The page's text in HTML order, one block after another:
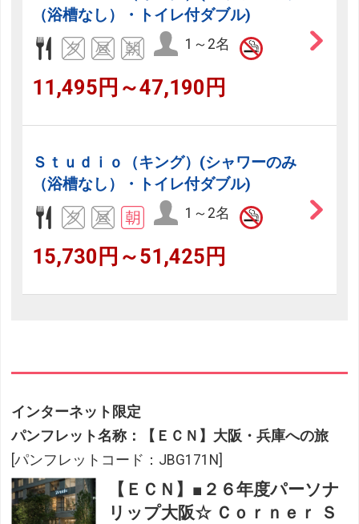
（浴槽なし）・トイレ付ダブル)
1～2名
11,495円～47,190円
Ｓｔｕｄｉｏ（キング）(シャワーのみ
（浴槽なし）・トイレ付ダブル)
1～2名
15,730円～51,425円
インターネット限定
パンフレット名称：【ＥＣＮ】大阪・兵庫への旅
[パンフレットコード：JBG171N]
【ＥＣＮ】■２６年度パーソナ
リップ大阪☆ Ｃｏｒｎｅｒ Ｓ